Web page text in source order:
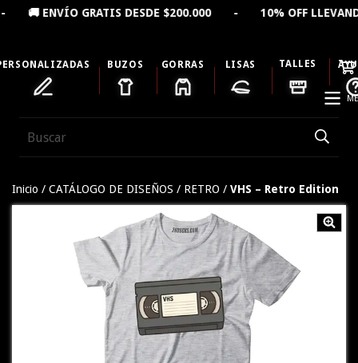
GRATIS DESDE $200.000 - 10% OFF LLEVANDO 2
BUZOS GORRAS LISAS TALLES
Inicio / CATÁLOGO DE DISEÑOS / RETRO / VHS – Retro Edition